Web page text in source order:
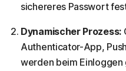
sichereres Passwort
Dynamischer Prozess:
Authenticator-App,
werden beim